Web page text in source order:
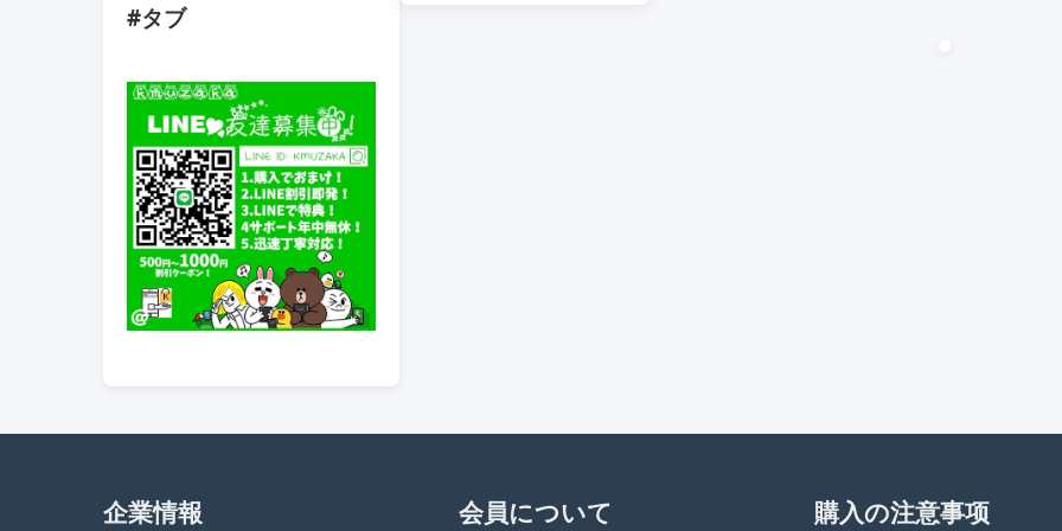
#タブ
企業情報 会員について 購入の注意事项